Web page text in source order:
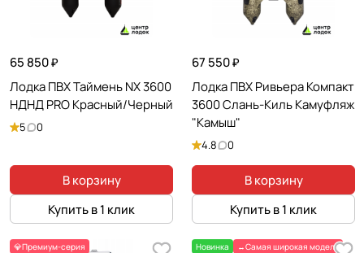
65 850 ₽
Лодка ПВХ Таймень NX 3600
НДНД PRO Красный/Черный
5 0
В корзину
Купить в 1 клик
67 550 ₽
Лодка ПВХ Ривьера Компакт
3600 Слань-Киль Камуфляж
"Камыш"
4.8 0
В корзину
Купить в 1 клик
💎Премиум-серия Новинка ↔️Самая широкая модель